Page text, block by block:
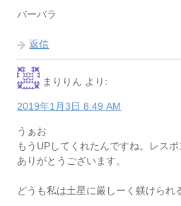
バーバラ
返信
まりりん より:
2019年1月3日 8:49 AM
うぁお
もうUPしてくれたんですね。レスポ
ありがとうございます。
どうも私は土星に厳しーく躾けられ